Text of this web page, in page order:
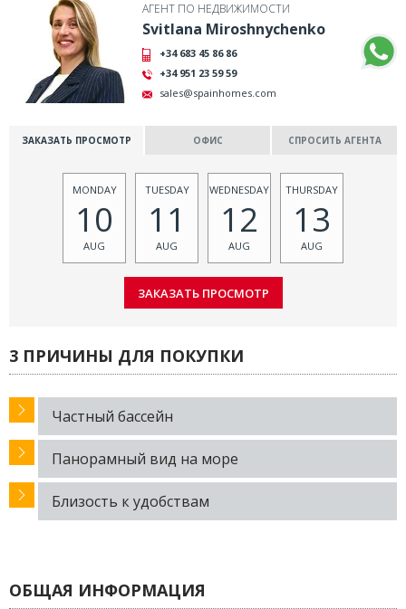
АГЕНТ ПО НЕДВИЖИМОСТИ
Svitlana Miroshnychenko
+34 683 45 86 86
+34 951 23 59 59
sales@spainhomes.com
ЗАКАЗАТЬ ПРОСМОТР ОФИС СПРОСИТЬ АГЕНТА
MONDAY
10
AUG
TUESDAY
11
AUG
WEDNESDAY
12
AUG
THURSDAY
13
AUG
3 ПРИЧИНЫ ДЛЯ ПОКУПКИ
Частный бассейн
Панорамный вид на море
Близость к удобствам
ОБЩАЯ ИНФОРМАЦИЯ